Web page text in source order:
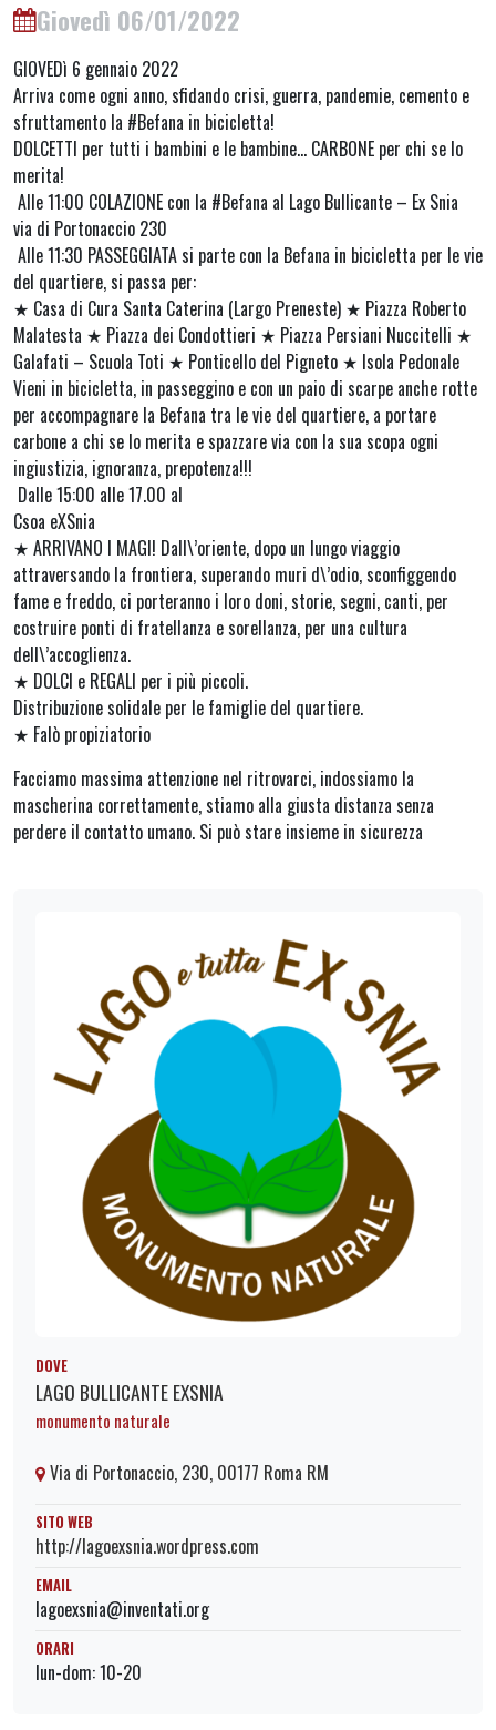
Giovedì 06/01/2022
GIOVEDì 6 gennaio 2022
Arriva come ogni anno, sfidando crisi, guerra, pandemie, cemento e
sfruttamento la #Befana in bicicletta!
DOLCETTI per tutti i bambini e le bambine… CARBONE per chi se lo
merita!
Alle 11:00 COLAZIONE con la #Befana al Lago Bullicante – Ex Snia
via di Portonaccio 230
Alle 11:30 PASSEGGIATA si parte con la Befana in bicicletta per le vie
del quartiere, si passa per:
★ Casa di Cura Santa Caterina (Largo Preneste) ★ Piazza Roberto
Malatesta ★ Piazza dei Condottieri ★ Piazza Persiani Nuccitelli ★
Galafati – Scuola Toti ★ Ponticello del Pigneto ★ Isola Pedonale
Vieni in bicicletta, in passeggino e con un paio di scarpe anche rotte
per accompagnare la Befana tra le vie del quartiere, a portare
carbone a chi se lo merita e spazzare via con la sua scopa ogni
ingiustizia, ignoranza, prepotenza!!!
Dalle 15:00 alle 17.00 al
Csoa eXSnia
★ ARRIVANO I MAGI! Dall\’oriente, dopo un lungo viaggio
attraversando la frontiera, superando muri d\’odio, sconfiggendo
fame e freddo, ci porteranno i loro doni, storie, segni, canti, per
costruire ponti di fratellanza e sorellanza, per una cultura
dell\’accoglienza.
★ DOLCI e REGALI per i più piccoli.
Distribuzione solidale per le famiglie del quartiere.
★ Falò propiziatorio
Facciamo massima attenzione nel ritrovarci, indossiamo la
mascherina correttamente, stiamo alla giusta distanza senza
perdere il contatto umano. Si può stare insieme in sicurezza
DOVE
LAGO BULLICANTE EXSNIA
monumento naturale
Via di Portonaccio, 230, 00177 Roma RM
SITO WEB
http://lagoexsnia.wordpress.com
EMAIL
lagoexsnia@inventati.org
ORARI
lun-dom: 10-20